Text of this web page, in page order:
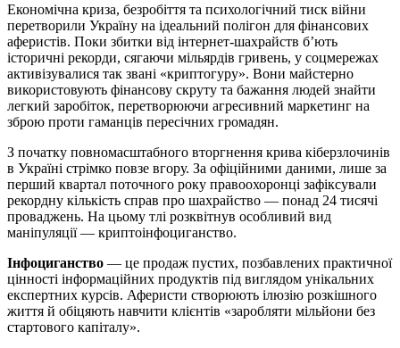
Економічна криза, безробіття та психологічний тиск війни
перетворили Україну на ідеальний полігон для фінансових
аферистів. Поки збитки від інтернет-шахрайств б’ють
історичні рекорди, сягаючи мільярдів гривень, у соцмережах
активізувалися так звані «криптогуру». Вони майстерно
використовують фінансову скруту та бажання людей знайти
легкий заробіток, перетворюючи агресивний маркетинг на
зброю проти гаманців пересічних громадян.
З початку повномасштабного вторгнення крива кіберзлочинів
в Україні стрімко повзе вгору. За офіційними даними, лише за
перший квартал поточного року правоохоронці зафіксували
рекордну кількість справ про шахрайство — понад 24 тисячі
проваджень. На цьому тлі розквітнув особливий вид
маніпуляції — криптоінфоциганство.
Інфоциганство — це продаж пустих, позбавлених практичної
цінності інформаційних продуктів під виглядом унікальних
експертних курсів. Аферисти створюють ілюзію розкішного
життя й обіцяють навчити клієнтів «заробляти мільйони без
стартового капіталу».